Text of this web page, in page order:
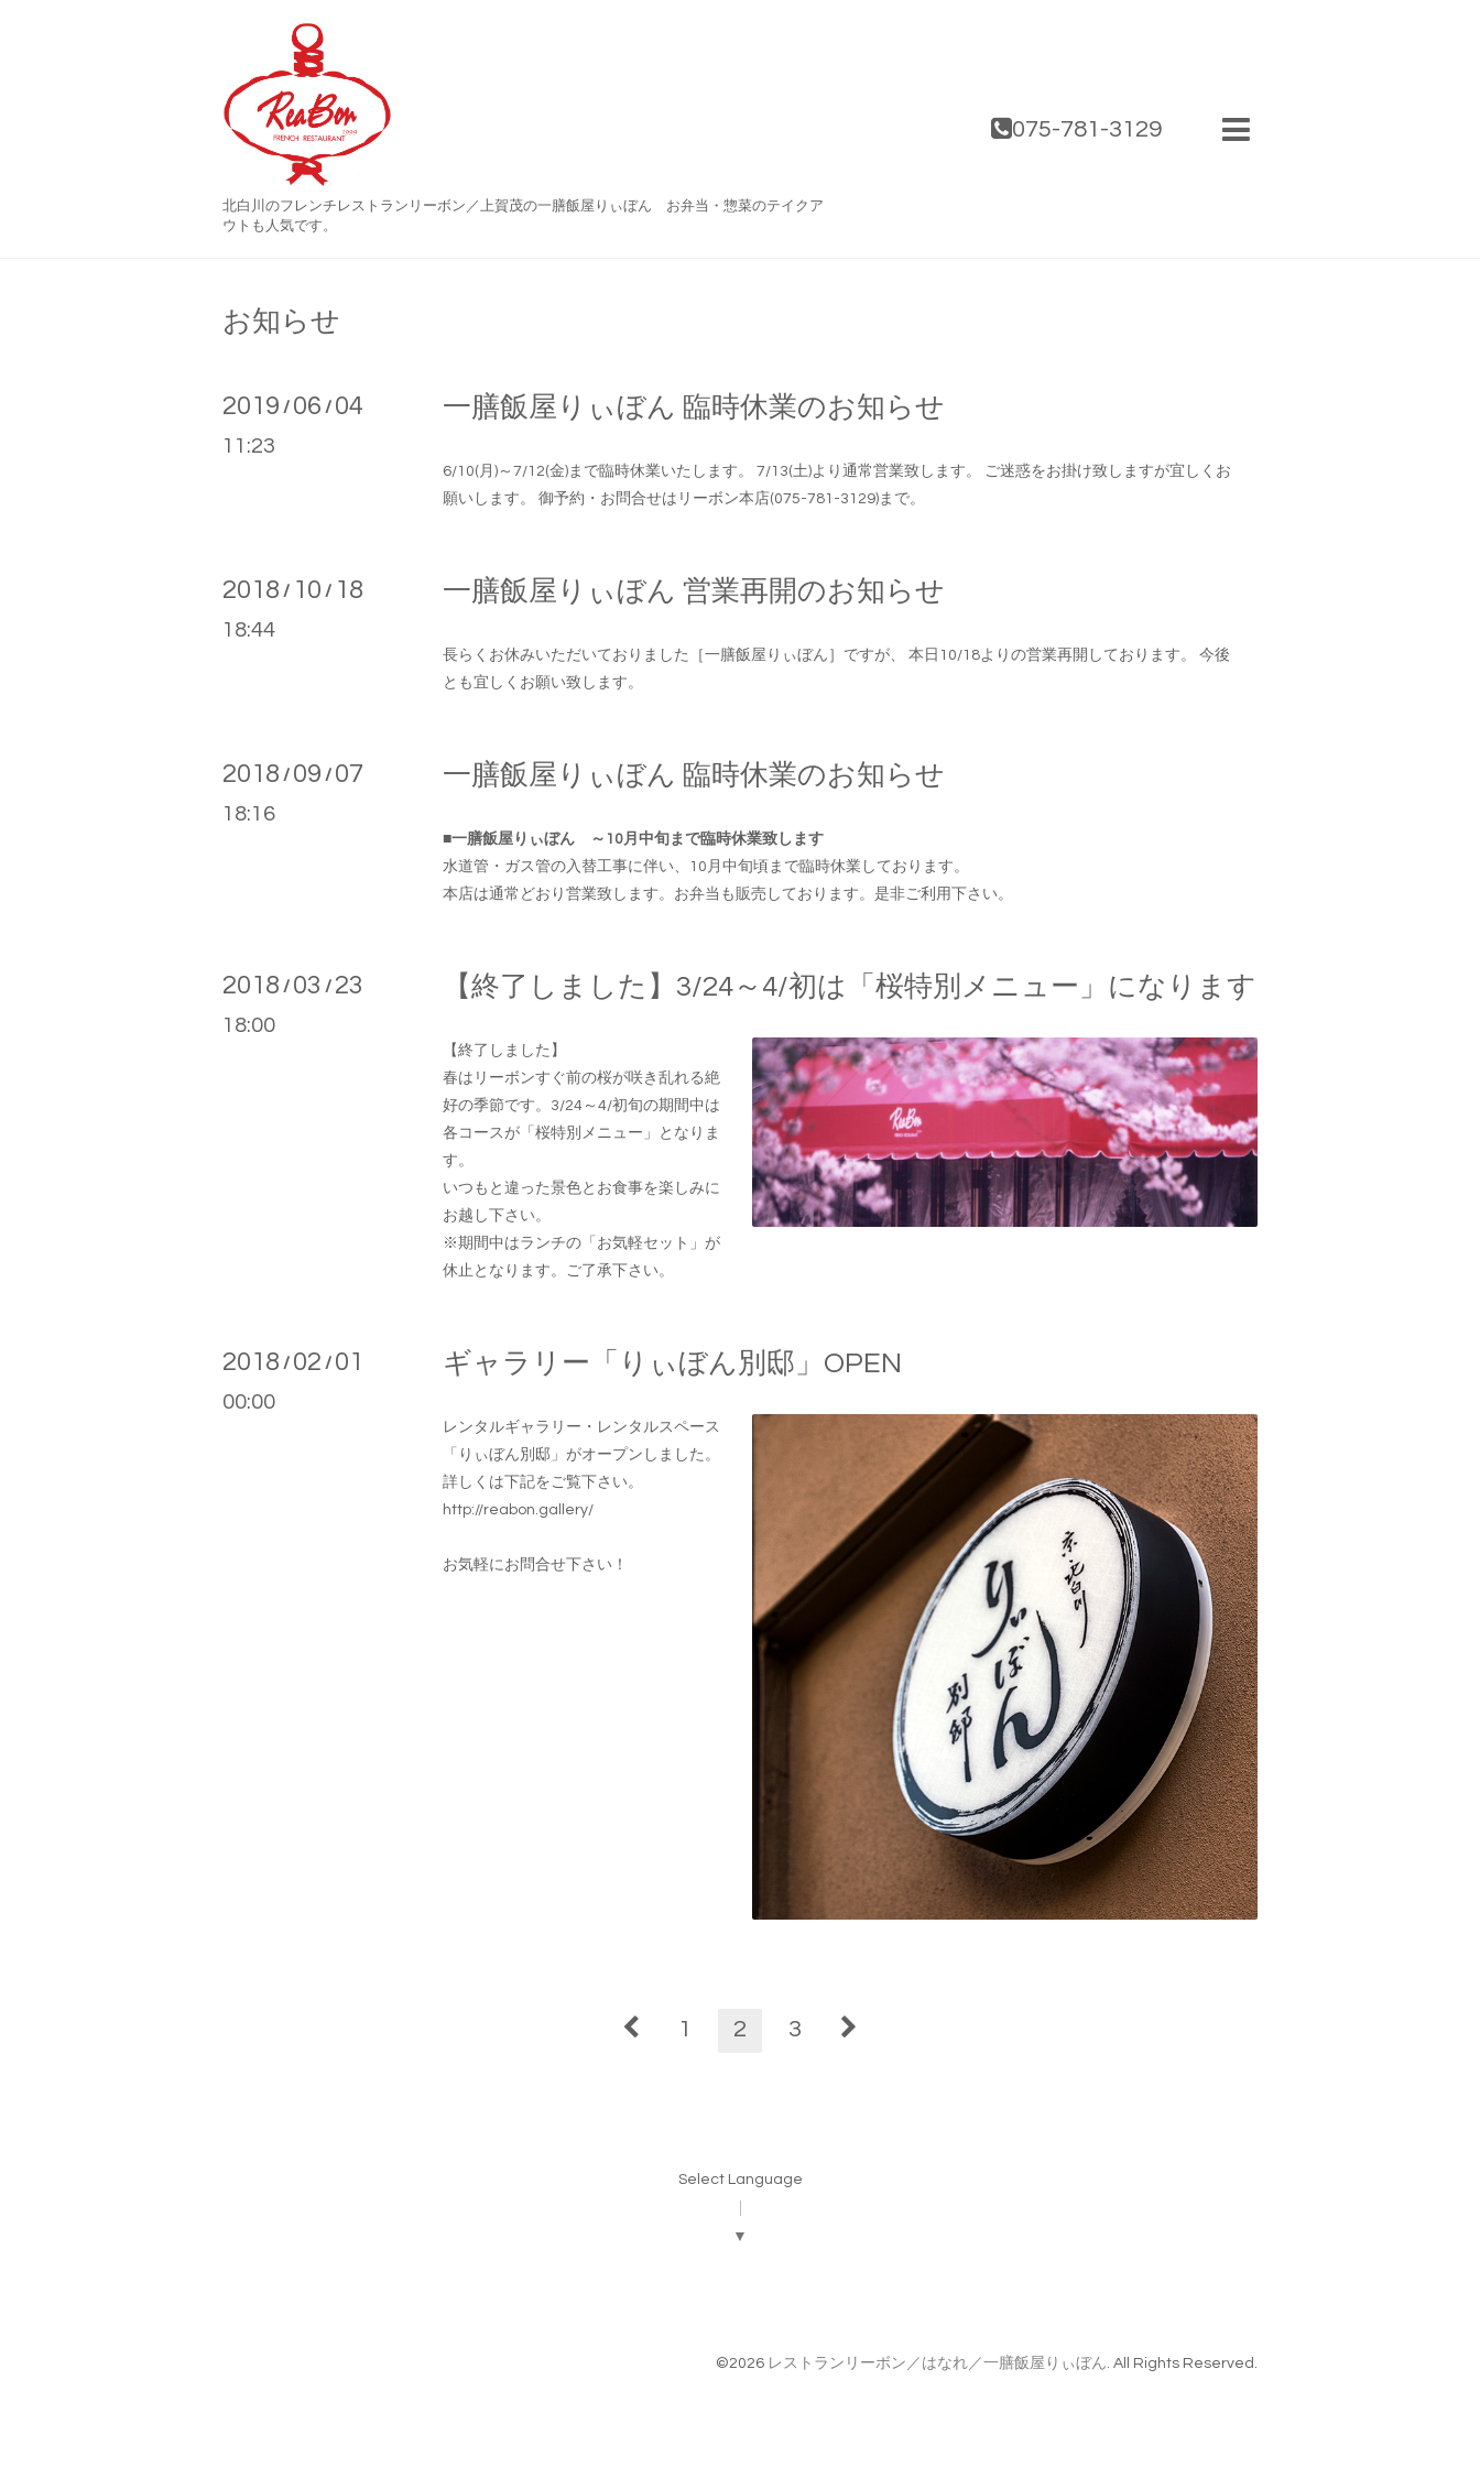
075-781-3129
北白川のフレンチレストランリーボン／上賀茂の一膳飯屋りぃぼん お弁当・惣菜のテイクア
ウトも人気です。
お知らせ
2019 / 06 / 04
11:23
一膳飯屋りぃぼん 臨時休業のお知らせ
6/10(月)～7/12(金)まで臨時休業いたします。 7/13(土)より通常営業致します。 ご迷惑をお掛け致しますが宜しくお
願いします。 御予約・お問合せはリーボン本店(075-781-3129)まで。
2018 / 10 / 18
18:44
一膳飯屋りぃぼん 営業再開のお知らせ
長らくお休みいただいておりました［一膳飯屋りぃぼん］ですが、 本日10/18よりの営業再開しております。 今後
とも宜しくお願い致します。
2018 / 09 / 07
18:16
一膳飯屋りぃぼん 臨時休業のお知らせ
■一膳飯屋りぃぼん ～10月中旬まで臨時休業致します
水道管・ガス管の入替工事に伴い、10月中旬頃まで臨時休業しております。
本店は通常どおり営業致します。お弁当も販売しております。是非ご利用下さい。
2018 / 03 / 23
18:00
【終了しました】3/24～4/初は「桜特別メニュー」になります
【終了しました】
春はリーボンすぐ前の桜が咲き乱れる絶
好の季節です。3/24～4/初旬の期間中は
各コースが「桜特別メニュー」となりま
す。
いつもと違った景色とお食事を楽しみに
お越し下さい。
※期間中はランチの「お気軽セット」が
休止となります。ご了承下さい。
2018 / 02 / 01
00:00
ギャラリー「りぃぼん別邸」OPEN
レンタルギャラリー・レンタルスペース
「りぃぼん別邸」がオープンしました。
詳しくは下記をご覧下さい。
http://reabon.gallery/
お気軽にお問合せ下さい！
1 2 3
Select Language
▼
©2026 レストランリーボン／はなれ／一膳飯屋りぃぼん . All Rights Reserved.